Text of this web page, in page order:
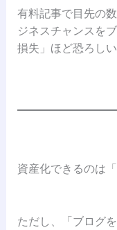
有料記事で目先の
ジネスチャンスを
損失」ほど恐ろし
資産化できるのは
ただし、「ブログ